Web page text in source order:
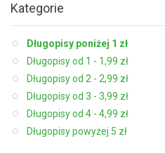
Kategorie
Długopisy poniżej 1 zł
Długopisy od 1 - 1,99 zł
Długopisy od 2 - 2,99 zł
Długopisy od 3 - 3,99 zł
Długopisy od 4 - 4,99 zł
Długopisy powyżej 5 zł